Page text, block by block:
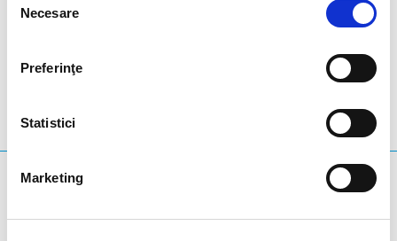
consimțământului
Necesare
Preferinţe
Statistici
Marketing
Ce căutați?
Interogare de căutare